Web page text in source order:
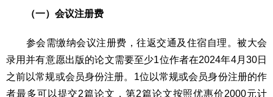
（一）会议注册费
参会需缴纳会议注册费，往返交通及住宿自理。被大会
录用并有意愿出版的论文需要至少1位作者在2024年4月30日
之前以常规或会员身份注册。1位以常规或会员身份注册的作
者最多可以提交2篇论文，第2篇论文按照优惠价2000元计